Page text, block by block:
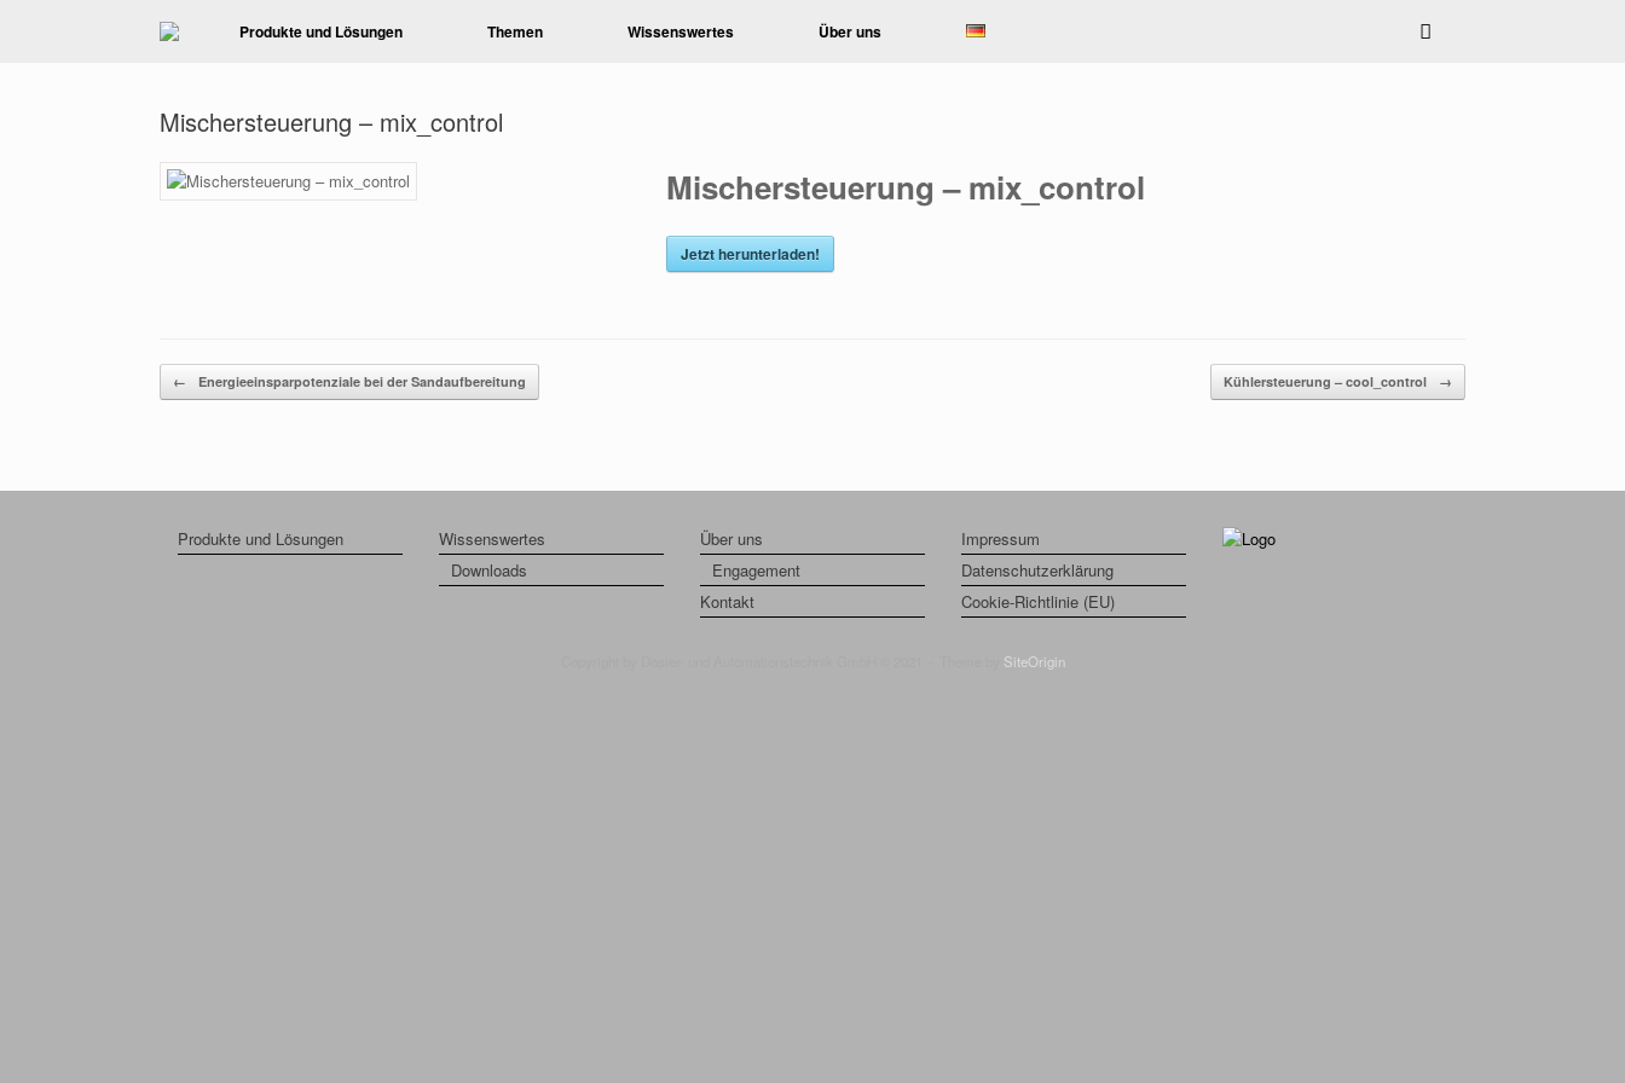
Produkte und Lösungen Themen Wissenswertes Über uns
Mischersteuerung – mix_control
Mischersteuerung – mix_control
Jetzt herunterladen!
Beitragsnavigation
← Energieeinsparpotenziale bei der Sandaufbereitung Kühlersteuerung – cool_control →
Produkte und Lösungen
Wissenswertes
Downloads
Über uns
Engagement
Kontakt
Impressum
Datenschutzerklärung
Cookie-Richtlinie (EU)
SiteOrigin